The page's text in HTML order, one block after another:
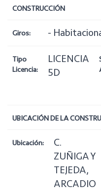
CONSTRUCCIÓN
Giros: -
Tipo
Licencia:
LICENCIA
5D
UBICACIÓN DE LA
Ubicación:
C.
ZUÑIGA Y
TEJEDA,
ARCADIO